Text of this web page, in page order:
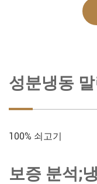
성분냉동
100% 쇠고기
보증 분석;